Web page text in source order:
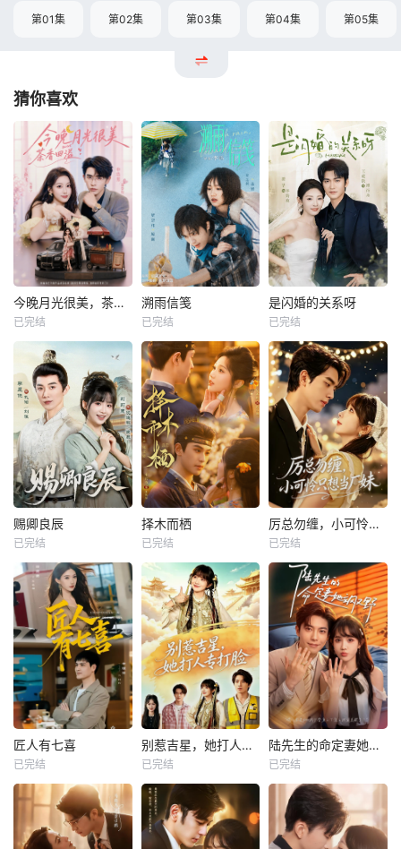
第01集 第02集 第03集 第04集 第05集
猜你喜欢
今晚月光很美，茶香四溢
已完结
溯雨信笺
已完结
是闪婚的关系呀
已完结
赐卿良辰
已完结
择木而栖
已完结
厉总勿缠，小可怜只想当厂妹
已完结
匠人有七喜
已完结
别惹吉星，她打人专打脸
已完结
陆先生的命定妻她飒又野
已完结